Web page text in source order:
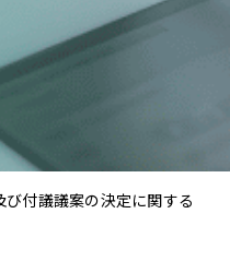
付議議案の決定に関する